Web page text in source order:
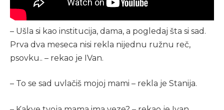
– Ušla si kao institucija, dama, a pogledaj šta si sad.
Prva dva meseca nisi rekla nijednu ružnu reč,
psovku.. – rekao je IVan.
– To se sad uvlačiš mojoj mami – rekla je Stanija.